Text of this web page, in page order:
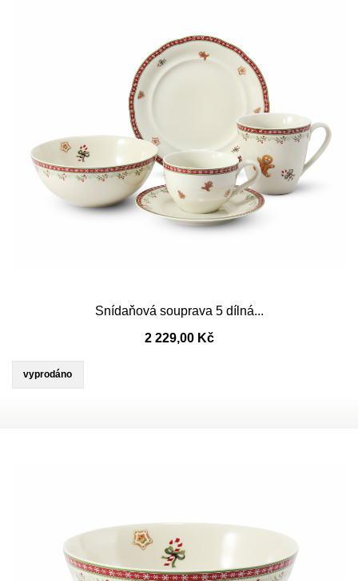
Snídaňová souprava 5 dílná...
2 229,00 Kč
vyprodáno